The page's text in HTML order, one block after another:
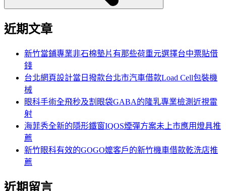
近期文章
新竹當鋪專業非石棉墊片有那些荷重元選擇台中票貼借
錢
台北網頁設計當日撥款台北市汽車借款Load Cell包裝機
械
眼科手術全飛秒及割眼袋GABA的隆乳專業檢測近視雷
射
海菲秀全新的隱形鐵窗IQOS煙彈方案未上市應用燈具推
薦
新竹眼科有效的GOGO嬤客戶的新竹機車借款乾洗店推
薦
近期留言